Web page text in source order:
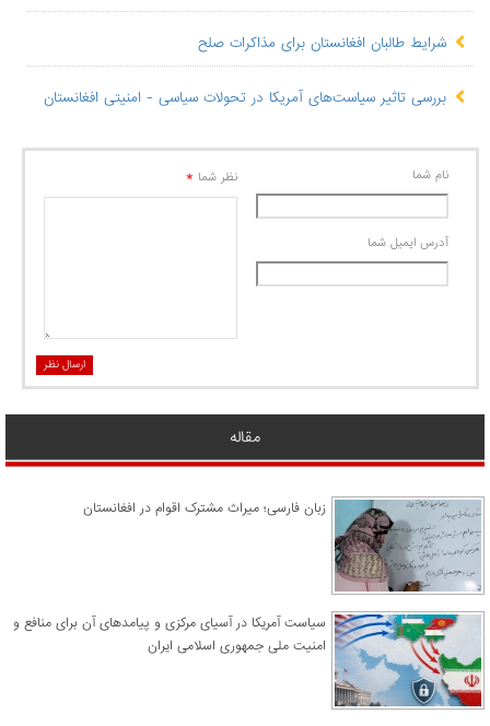
شرایط طالبان افغانستان برای مذاکرات صلح
بررسی تاثیر سیاست‌های آمریکا در تحولات سیاسی - امنیتی افغانستان
نام شما
آدرس ايميل شما
نظر شما *
ارسال نظر
مقاله
زبان فارسی؛ میراث مشترک اقوام در افغانستان
سیاست آمریکا در آسیای مرکزی و پیامدهای آن برای منافع و
امنیت ملی جمهوری اسلامی ایران